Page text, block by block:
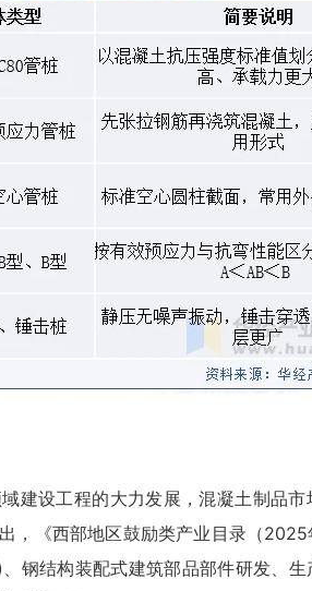
建设工程的大力发展，混凝土制品
，《西部地区鼓励类产业目录（
钢结构装配式建筑部品部件研发、